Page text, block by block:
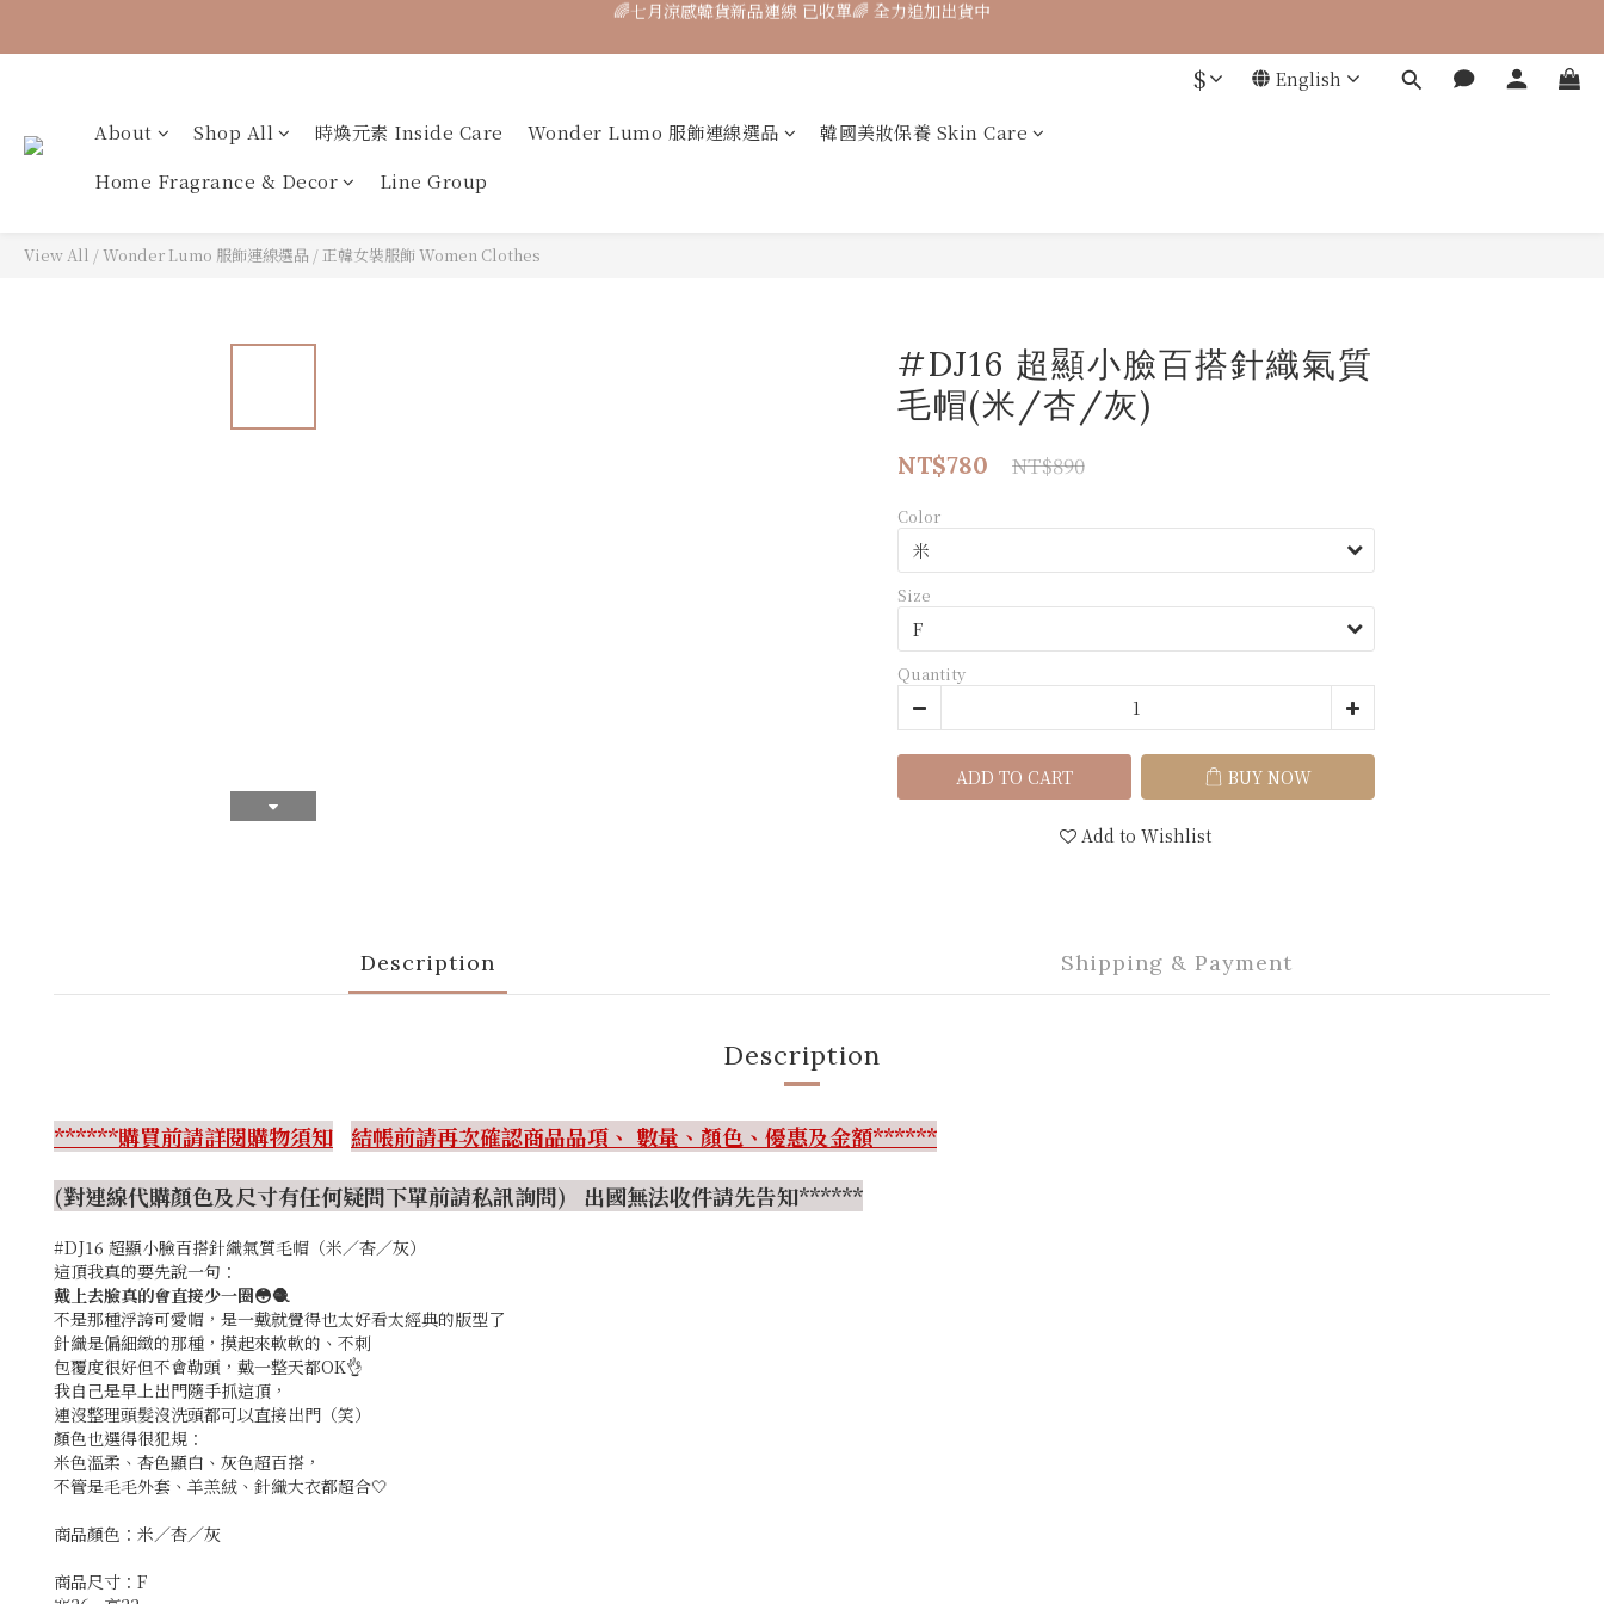
🌈七月涼感韓貨新品連線 已收單🌈 全力追加出貨中
🌈七月涼感韓貨新品連線 已收單🌈 全力追加出貨中
$ English
About Shop All 時煥元素 Inside Care Wonder Lumo 服飾連線選品
韓國美妝保養 Skin Care
Home Fragrance & Decor
Line Group
View All /Wonder Lumo 服飾連線選品 /正韓女裝服飾 Women Clothes
#DJ16 超顯小臉百搭針織氣質
毛帽(米/杏/灰)
NT$780 NT$890
Color
Size
Quantity
ADD TO CART BUY NOW
Add to Wishlist
Description Shipping & Payment
Description
******購買前請詳閱購物須知
結帳前請再次確認商品品項、 數量、顏色、優惠及金額******
(對連線代購顏色及尺寸有任何疑問下單前請私訊詢問) 出國無法收件請先告知******
#DJ16 超顯小臉百搭針織氣質毛帽（米／杏／灰）
這頂我真的要先說一句：
戴上去臉真的會直接少一圈😳🧶
不是那種浮誇可愛帽，是一戴就覺得也太好看太經典的版型了
針織是偏細緻的那種，摸起來軟軟的、不刺
包覆度很好但不會勒頭，戴一整天都OK👌
我自己是早上出門隨手抓這頂，
連沒整理頭髮沒洗頭都可以直接出門（笑）
顏色也選得很犯規：
米色溫柔、杏色顯白、灰色超百搭，
不管是毛毛外套、羊羔絨、針織大衣都超合🤍
商品顏色：米／杏／灰
商品尺寸：F